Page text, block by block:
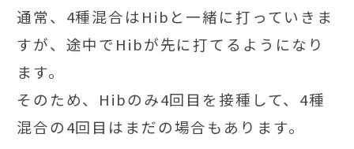
通常、4種混合はHibと一緒に打っていきま
すが、途中でHibが先に打てるようになり
ます。
そのため、Hibのみ4回目を接種して、4種
混合の4回目はまだの場合もあります。